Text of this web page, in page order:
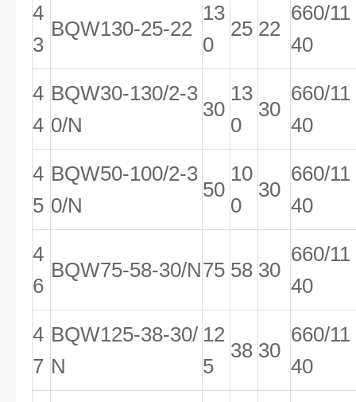
4
3
BQW130-25-22
13
0
25 22
660/11
40
4
4
BQW30-130/2-3
0/N
30
13
0
30
660/11
40
4
5
BQW50-100/2-3
0/N
50
10
0
30
660/11
40
4
6
BQW75-58-30/N75 58 30
660/11
40
4
7
BQW125-38-30/
N
12
5
38 30
660/11
40